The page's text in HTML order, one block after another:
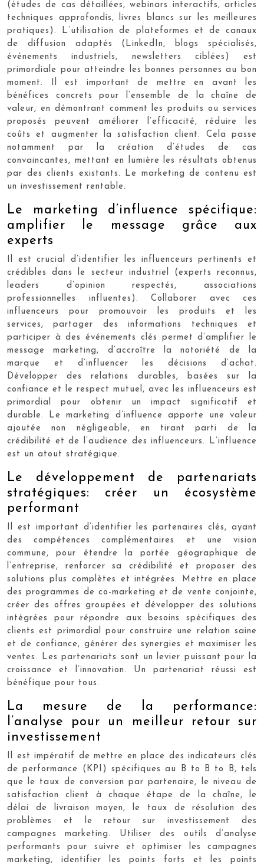
(études de cas détaillées, webinars interactifs, articles
techniques approfondis, livres blancs sur les meilleures
pratiques). L’utilisation de plateformes et de canaux
de diffusion adaptés (LinkedIn, blogs spécialisés,
événements industriels, newsletters ciblées) est
primordiale pour atteindre les bonnes personnes au bon
moment. Il est important de mettre en avant les
bénéfices concrets pour l’ensemble de la chaîne de
valeur, en démontrant comment les produits ou services
proposés peuvent améliorer l’efficacité, réduire les
coûts et augmenter la satisfaction client. Cela passe
notamment par la création d’études de cas
convaincantes, mettant en lumière les résultats obtenus
par des clients existants. Le marketing de contenu est
un investissement rentable.
Le marketing d’influence spécifique:
amplifier le message grâce aux
experts
Il est crucial d’identifier les influenceurs pertinents et
crédibles dans le secteur industriel (experts reconnus,
leaders d’opinion respectés, associations
professionnelles influentes). Collaborer avec ces
influenceurs pour promouvoir les produits et les
services, partager des informations techniques et
participer à des événements clés permet d’amplifier le
message marketing, d’accroître la notoriété de la
marque et d’influencer les décisions d’achat.
Développer des relations durables, basées sur la
confiance et le respect mutuel, avec les influenceurs est
primordial pour obtenir un impact significatif et
durable. Le marketing d’influence apporte une valeur
ajoutée non négligeable, en tirant parti de la
crédibilité et de l’audience des influenceurs. L’influence
est un atout stratégique.
Le développement de partenariats
stratégiques: créer un écosystème
performant
Il est important d’identifier les partenaires clés, ayant
des compétences complémentaires et une vision
commune, pour étendre la portée géographique de
l’entreprise, renforcer sa crédibilité et proposer des
solutions plus complètes et intégrées. Mettre en place
des programmes de co-marketing et de vente conjointe,
créer des offres groupées et développer des solutions
intégrées pour répondre aux besoins spécifiques des
clients est primordial pour construire une relation saine
et de confiance, générer des synergies et maximiser les
ventes. Les partenariats sont un levier puissant pour la
croissance et l’innovation. Un partenariat réussi est
bénéfique pour tous.
La mesure de la performance:
l’analyse pour un meilleur retour sur
investissement
Il est impératif de mettre en place des indicateurs clés
de performance (KPI) spécifiques au B to B to B, tels
que le taux de conversion par partenaire, le niveau de
satisfaction client à chaque étape de la chaîne, le
délai de livraison moyen, le taux de résolution des
problèmes et le retour sur investissement des
campagnes marketing. Utiliser des outils d’analyse
performants pour suivre et optimiser les campagnes
marketing, identifier les points forts et les points